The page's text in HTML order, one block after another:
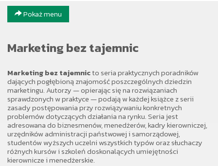
Pokaż menu
Marketing bez tajemnic
Marketing bez tajemnicto seria praktycznych poradników
dających pogłębioną znajomość poszczególnych dziedzin
marketingu. Autorzy — opierając się na rozwiązaniach
sprawdzonych w praktyce — podają w każdej książce z serii
zasady postępowania przy rozwiązywaniu konkretnych
problemów dotyczących działania na rynku. Seria jest
adresowana do biznesmenów, menedżerów, kadry kierowniczej,
urzędników administracji państwowej i samorządowej,
studentów wyższych uczelni wszystkich typów oraz słuchaczy
różnych kursów i szkoleń doskonalących umiejętności
kierownicze i menedżerskie.